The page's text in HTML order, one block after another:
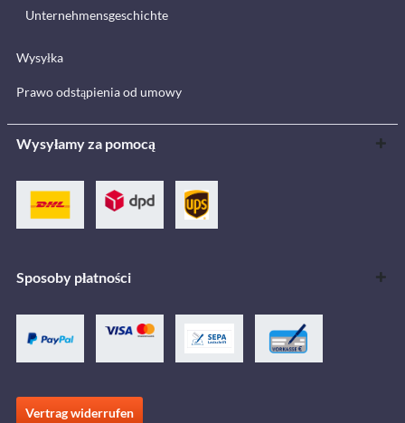
Unternehmensgeschichte
Wysyłka
Prawo odstąpienia od umowy
Wysyłamy za pomocą
Sposoby płatności
Vertrag widerrufen